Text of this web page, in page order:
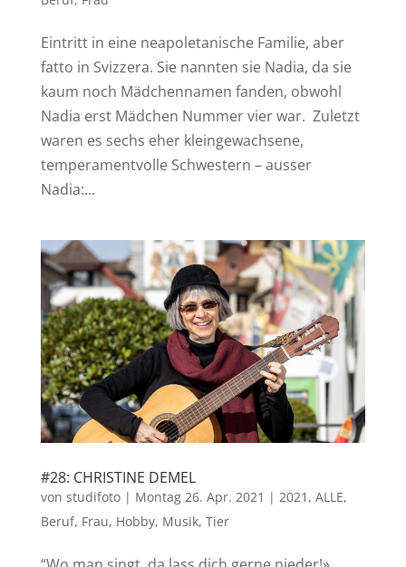
Eintritt in eine neapoletanische Familie, aber
fatto in Svizzera. Sie nannten sie Nadia, da sie
kaum noch Mädchennamen fanden, obwohl
Nadia erst Mädchen Nummer vier war. Zuletzt
waren es sechs eher kleingewachsene,
temperamentvolle Schwestern – ausser
Nadia:...
#28: CHRISTINE DEMEL
von studifoto| Montag 26. Apr. 2021 | 2021 , ALLE,
Beruf, Frau, Hobby, Musik, Tier